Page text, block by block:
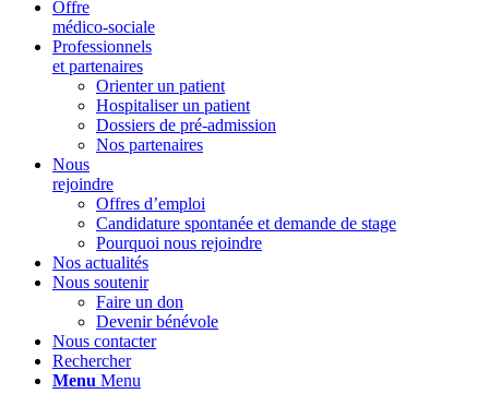
Offre
médico-sociale
Professionnels
et partenaires
Orienter un patient
Hospitaliser un patient
Dossiers de pré-admission
Nos partenaires
Nous
rejoindre
Offres d’emploi
Candidature spontanée et demande de stage
Pourquoi nous rejoindre
Nos actualités
Nous soutenir
Faire un don
Devenir bénévole
Nous contacter
Rechercher
Menu Menu